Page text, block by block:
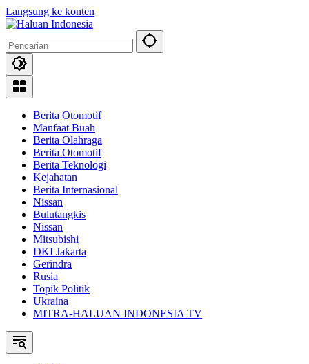
Langsung ke konten
Berita Otomotif
Manfaat Buah
Berita Olahraga
Berita Otomotif
Berita Teknologi
Kejahatan
Berita Internasional
Nissan
Bulutangkis
Nissan
Mitsubishi
DKI Jakarta
Gerindra
Rusia
Topik Politik
Ukraina
MITRA-HALUAN INDONESIA TV